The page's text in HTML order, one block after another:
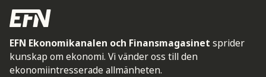
EFN Ekonomikanalen och Finansmagasinet sprider
kunskap om ekonomi. Vi vänder oss till den
ekonomiintresserade allmänheten.